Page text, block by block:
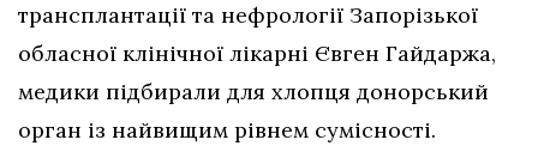
трансплантації та нефрології Запорізької
обласної клінічної лікарні Євген Гайдаржа,
медики підбирали для хлопця донорський
орган із найвищим рівнем сумісності.